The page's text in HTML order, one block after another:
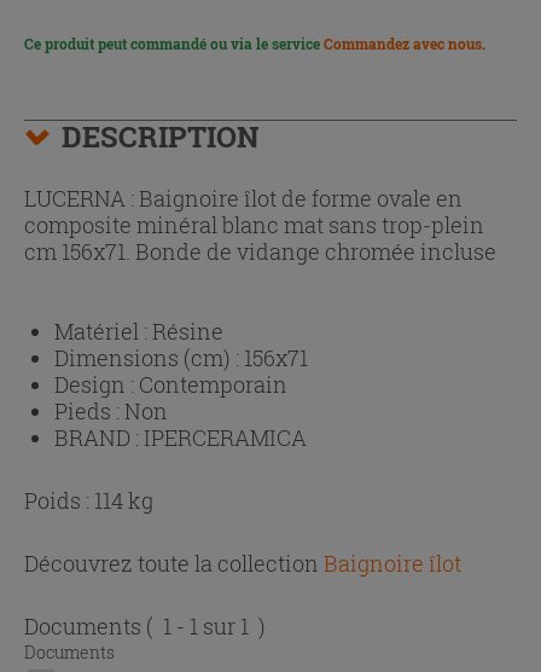
Ce produit peut commandé ou via le serviceCommandez avec nous.
DESCRIPTION
LUCERNA : Baignoire îlot de forme ovale en
composite minéral blanc mat sans trop-plein
cm 156x71. Bonde de vidange chromée incluse
Matériel :Résine
Dimensions (cm) : 156x71
Design : Contemporain
Pieds :Non
BRAND : IPERCERAMICA
Poids : 114 kg
Découvrez toute la collection Baignoire îlot
Documents ( 1 - 1 sur 1 )
Documents